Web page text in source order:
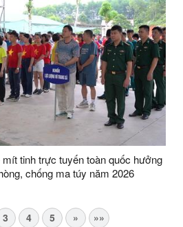
tinh trực tuyến toàn quốc hưởng
chống ma túy năm 2026
3 4 5 » »»